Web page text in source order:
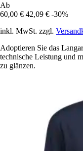
Ab
60,00 € 42,09 € -30%
inkl. MwSt. zzgl.
Adoptieren Sie das
technische Leistung und
zu glänzen.